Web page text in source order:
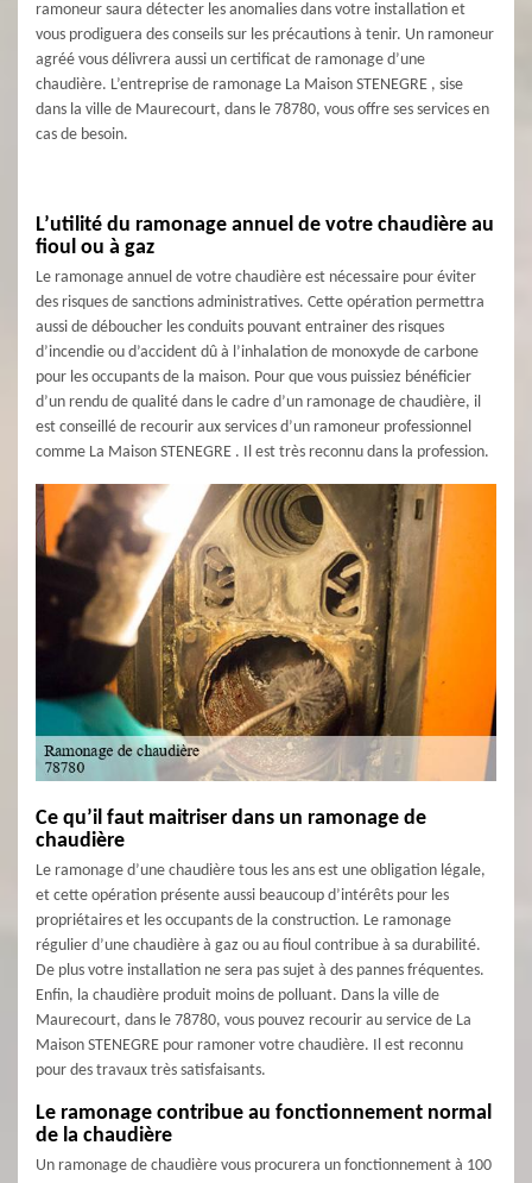
ramoneur saura détecter les anomalies dans votre installation et
vous prodiguera des conseils sur les précautions à tenir. Un ramoneur
agréé vous délivrera aussi un certificat de ramonage d’une
chaudière. L’entreprise de ramonage La Maison STENEGRE , sise
dans la ville de Maurecourt, dans le 78780, vous offre ses services en
cas de besoin.
L’utilité du ramonage annuel de votre chaudière au
fioul ou à gaz
Le ramonage annuel de votre chaudière est nécessaire pour éviter
des risques de sanctions administratives. Cette opération permettra
aussi de déboucher les conduits pouvant entrainer des risques
d’incendie ou d’accident dû à l’inhalation de monoxyde de carbone
pour les occupants de la maison. Pour que vous puissiez bénéficier
d’un rendu de qualité dans le cadre d’un ramonage de chaudière, il
est conseillé de recourir aux services d’un ramoneur professionnel
comme La Maison STENEGRE . Il est très reconnu dans la profession.
Ce qu’il faut maitriser dans un ramonage de
chaudière
Le ramonage d’une chaudière tous les ans est une obligation légale,
et cette opération présente aussi beaucoup d’intérêts pour les
propriétaires et les occupants de la construction. Le ramonage
régulier d’une chaudière à gaz ou au fioul contribue à sa durabilité.
De plus votre installation ne sera pas sujet à des pannes fréquentes.
Enfin, la chaudière produit moins de polluant. Dans la ville de
Maurecourt, dans le 78780, vous pouvez recourir au service de La
Maison STENEGRE pour ramoner votre chaudière. Il est reconnu
pour des travaux très satisfaisants.
Le ramonage contribue au fonctionnement normal
de la chaudière
Un ramonage de chaudière vous procurera un fonctionnement à 100